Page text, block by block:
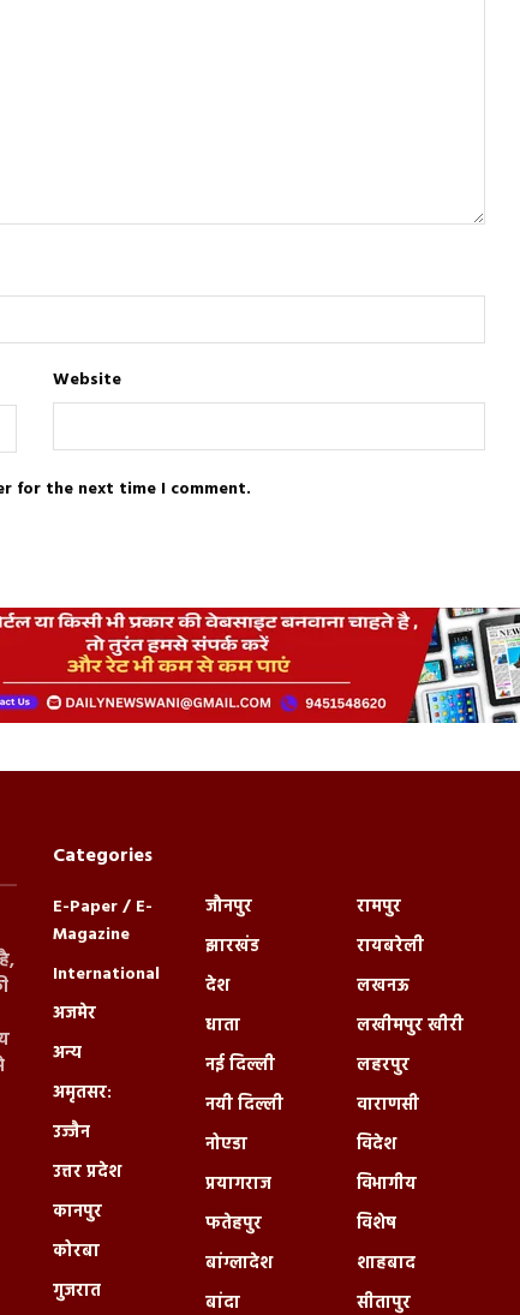
Website
for the next time I comment.
Categories
E-Paper / E-
Magazine
International
अजमेर
अन्य
अमृतसर:
उज्जैन
उत्तर प्रदेश
कानपुर
कोरबा
गुजरात
जौनपुर
झारखंड
देश
धाता
नई दिल्ली
नयी दिल्ली
नोएडा
प्रयागराज
फतेहपुर
बांग्लादेश
बांदा
रामपुर
रायबरेली
लखनऊ
लखीमपुर खीरी
लहरपुर
वाराणसी
विदेश
विभागीय
विशेष
शाहबाद
सीतापुर